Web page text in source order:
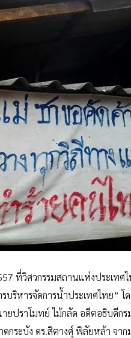
ที่วิศวกรรมสถานแห่งประเทศ
บริหารจัดการน้ำประเทศไทย”
ปราโมทย์ ไม้กลัด อดีตอธิบดีก
ดกระบัง ดร.สิตางศุ์ พิลัยหล้า จ